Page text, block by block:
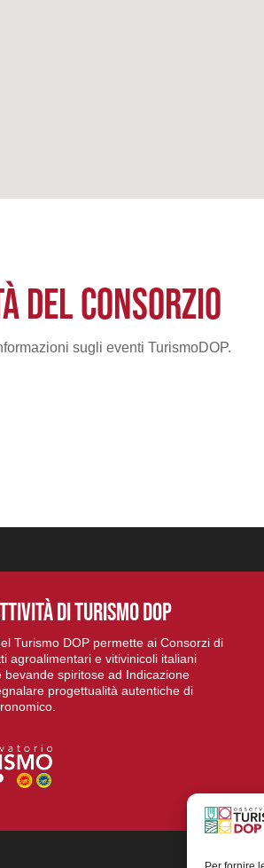
DEL CONSORZIO
sugli eventi TurismoDOP.
DI TURISMO DOP
Turismo DOP permette ai Consorzi di
agroalimentari e vitivinicoli italiani
bevande spiritose ad Indicazione
progettualità autentiche di